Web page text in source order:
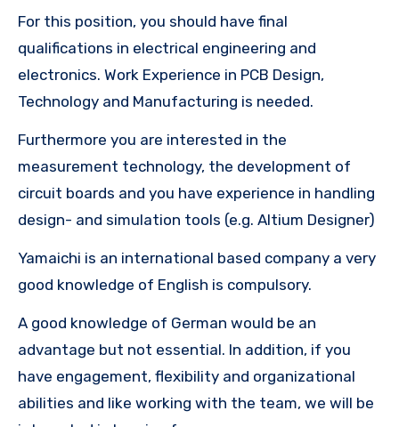
For this position, you should have final
qualifications in electrical engineering and
electronics. Work Experience in PCB Design,
Technology and Manufacturing is needed.
Furthermore you are interested in the
measurement technology, the development of
circuit boards and you have experience in handling
design- and simulation tools (e.g. Altium Designer)
Yamaichi is an international based company a very
good knowledge of English is compulsory.
A good knowledge of German would be an
advantage but not essential. In addition, if you
have engagement, flexibility and organizational
abilities and like working with the team, we will be